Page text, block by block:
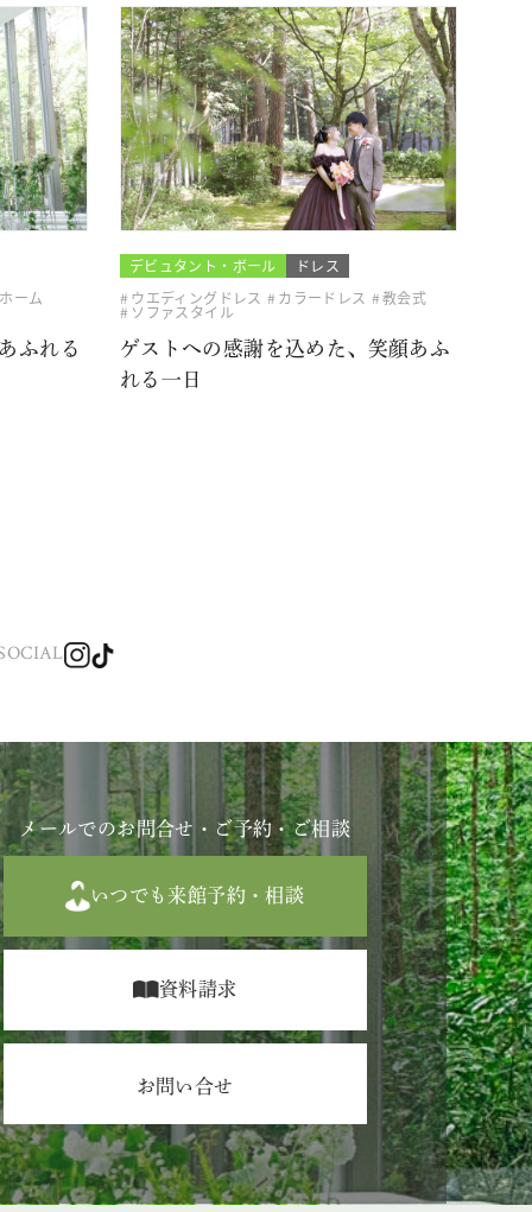
ーム
ふれる
デビュタント・ボール
ドレス
ウエディングドレス
カラードレス 教会式
ソファスタイル
ゲストへの感謝を込めた、笑顔あふ
れる一日
メールでのお問合せ・ご予約・ご相談
いつでも来館予約・相談
資料請求
お問い合せ